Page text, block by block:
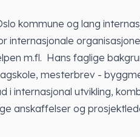
kommune og lang
internasjonale
m.fl. Hans faglige
mesterbrev -
i internasjonal utvikling,
anskaffelser og